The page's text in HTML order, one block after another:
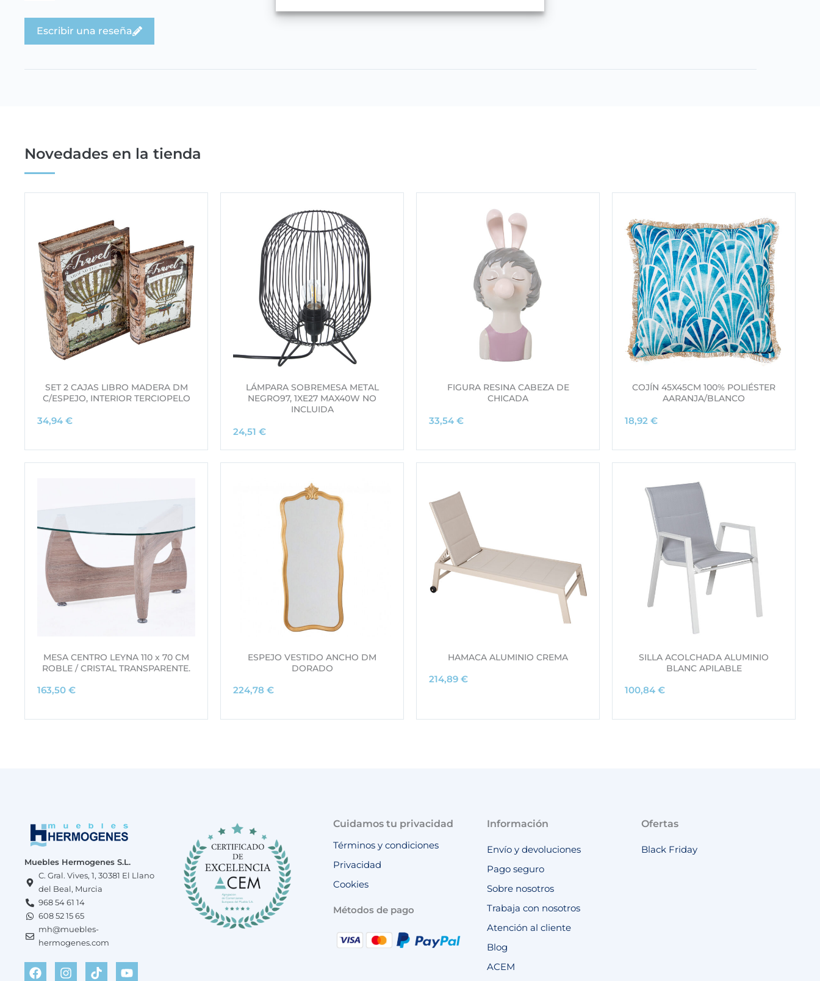
Escribir una reseña
Novedades en la tienda
SET 2 CAJAS LIBRO MADERA DM
C/ESPEJO, INTERIOR TERCIOPELO
34,94 €
LÁMPARA SOBREMESA METAL
NEGRO97, 1XE27 MAX40W NO
INCLUIDA
24,51 €
FIGURA RESINA CABEZA DE
CHICADA
33,54 €
COJÍN 45X45CM 100% POLIÉSTER
AARANJA/BLANCO
18,92 €
MESA CENTRO LEYNA 110 x 70 CM
ROBLE / CRISTAL TRANSPARENTE.
163,50 €
ESPEJO VESTIDO ANCHO DM
DORADO
224,78 €
HAMACA ALUMINIO CREMA
214,89 €
SILLA ACOLCHADA ALUMINIO
BLANC APILABLE
100,84 €
Muebles Hermogenes S.L.
C. Gral. Vives, 1, 30381 El Llano
del Beal, Murcia
968 54 61 14
608 52 15 65
mh@muebles-
hermogenes.com
F
a
I
n
T
i
Y
o
W
h
Cuidamos tu privacidad
Términos y condiciones
Privacidad
Cookies
Métodos de pago
Información
Envío y devoluciones
Pago seguro
Sobre nosotros
Trabaja con nosotros
Atención al cliente
Blog
ACEM
Ofertas
Black Friday